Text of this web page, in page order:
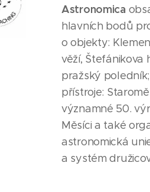
Astronomica
hlavních bodů
o objekty:
věží, Štefánikova
pražský
přístroje:
významné 50.
Měsíci a také
astronomická
a systém